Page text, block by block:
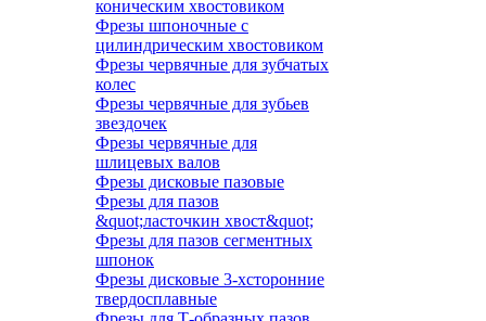
коническим хвостовиком
Фрезы шпоночные с
цилиндрическим хвостовиком
Фрезы червячные для зубчатых
колес
Фрезы червячные для зубьев
звездочек
Фрезы червячные для
шлицевых валов
Фрезы дисковые пазовые
Фрезы для пазов
&quot;ласточкин хвост&quot;
Фрезы для пазов сегментных
шпонок
Фрезы дисковые 3-хсторонние
твердосплавные